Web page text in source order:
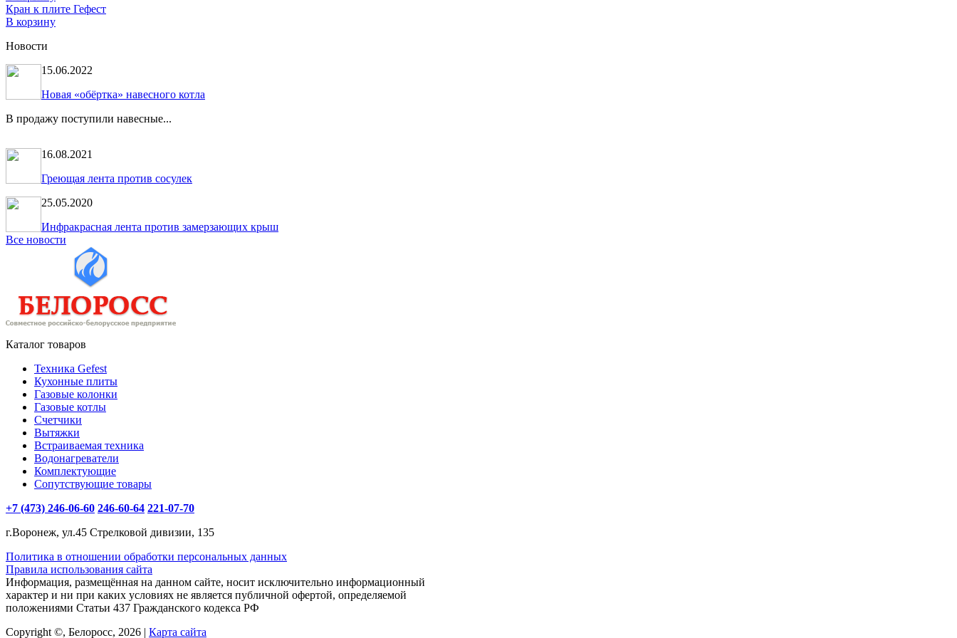
Кран к плите Гефест
В корзину
Новости
15.06.2022
Новая «обёртка» навесного котла
В продажу поступили навесные...
16.08.2021
Греющая лента против сосулек
25.05.2020
Инфракрасная лента против замерзающих крыш
Все новости
Каталог товаров
Техника Gefest
Кухонные плиты
Газовые колонки
Газовые котлы
Счетчики
Вытяжки
Встраиваемая техника
Водонагреватели
Комплектующие
Сопутствующие товары
+7 (473) 246-06-60 246-60-64 221-07-70
г.Воронеж, ул.45 Стрелковой дивизии, 135
Политика в отношении обработки персональных данных
Правила использования сайта
Информация, размещённая на данном сайте, носит исключительно информационный
характер и ни при каких условиях не является публичной офертой, определяемой
положениями Статьи 437 Гражданского кодекса РФ
Copyright ©, Белоросс, 2026 | Карта сайта